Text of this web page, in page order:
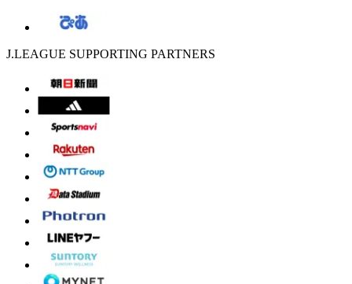
J.LEAGUE SUPPORTING PARTNERS